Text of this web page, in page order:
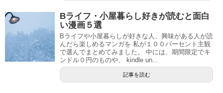
Bライフ・小屋暮らし好きが読むと面白
い漫画５選
Bライフや小屋暮らしが好きな人、興味がある人が読
んだら楽しめるマンガを 私が１００パーセント主観
で選んでまとめてみました。 中には、期間限定でキ
ンドル０円のものや、 kindle un...
記事を読む